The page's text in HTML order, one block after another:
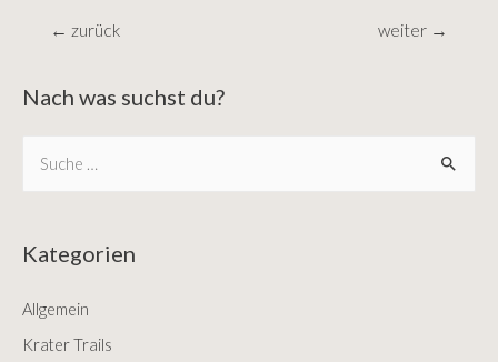
Beitragsnavigation
← zurück weiter →
Nach was suchst du?
r
h
f
Kategorien
Allgemein
Krater Trails